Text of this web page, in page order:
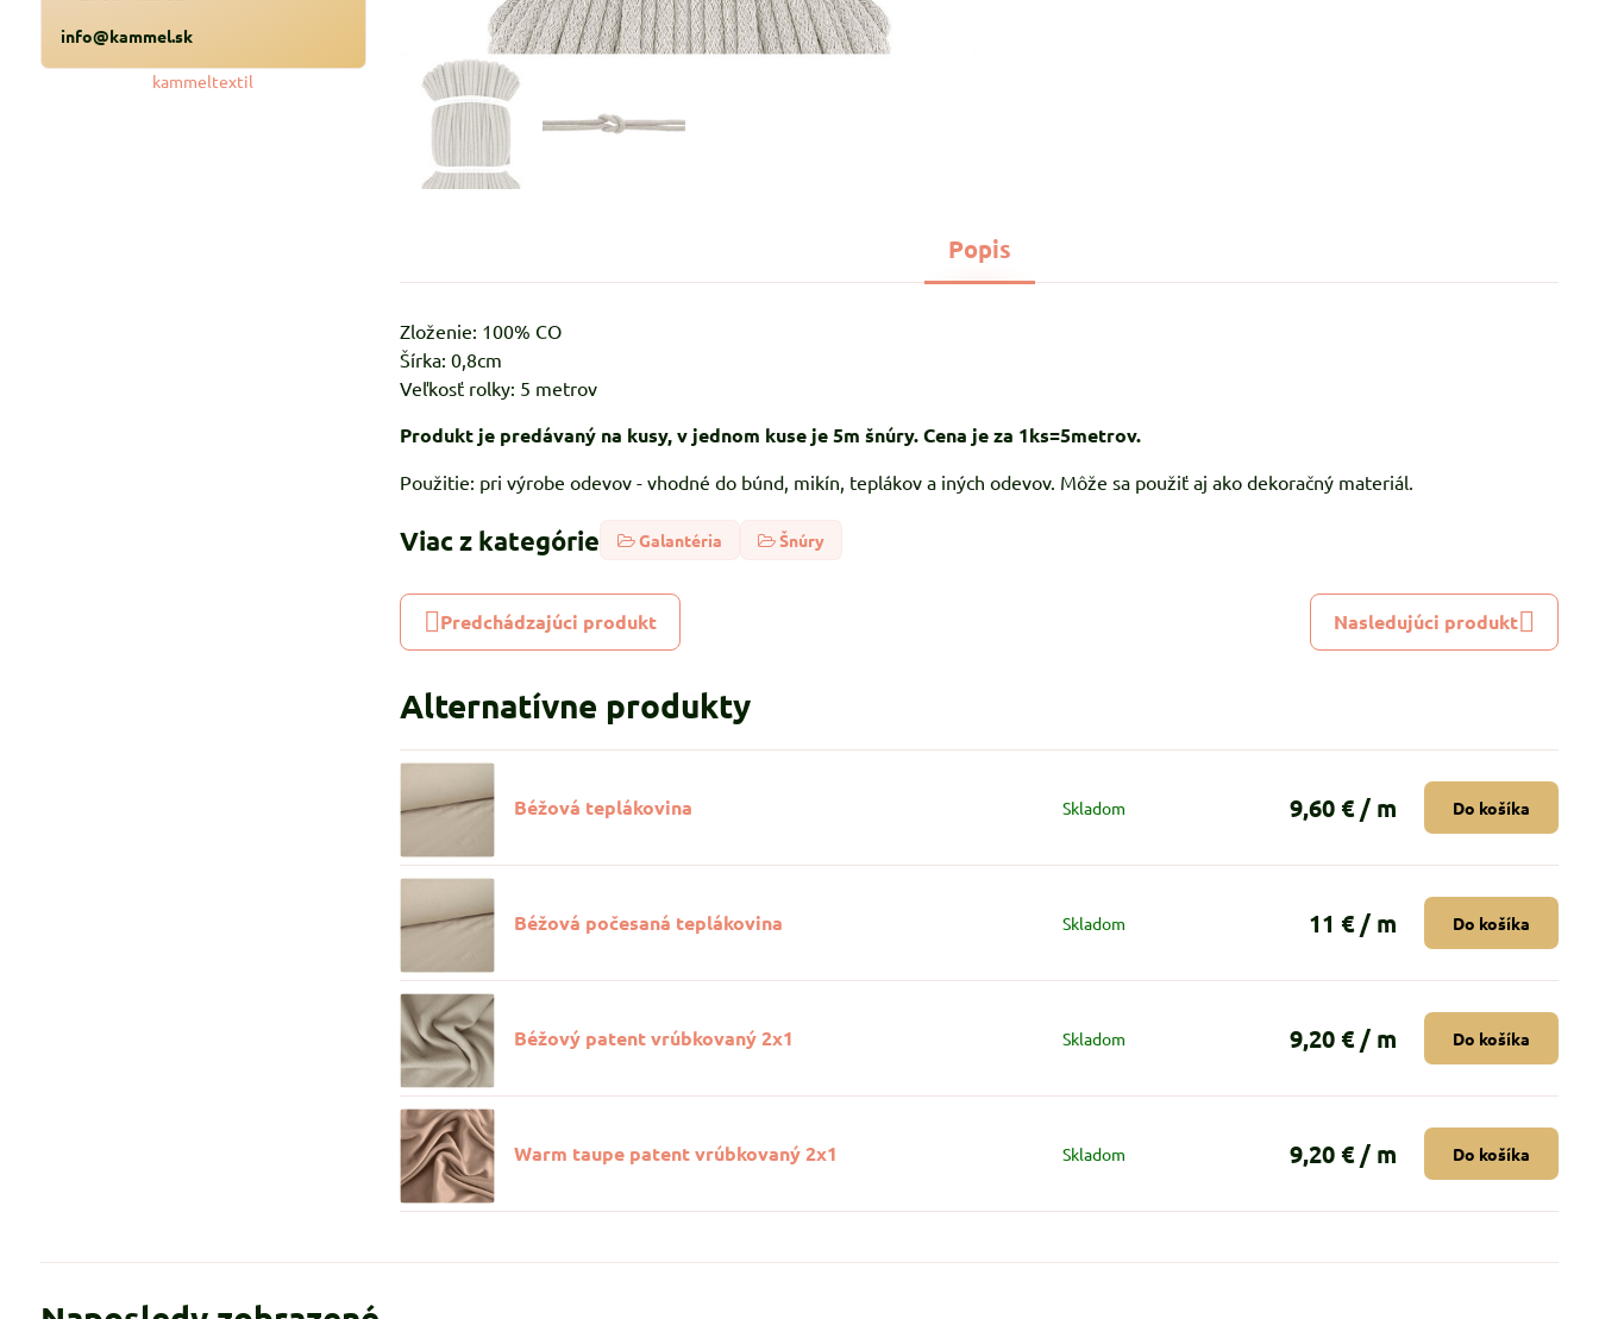
Popis
Zloženie: 100% CO
Šírka: 0,8cm
Veľkosť rolky: 5 metrov
Produkt je predávaný na kusy, v jednom kuse je 5m šnúry. Cena je za 1ks=5metrov.
Použitie: pri výrobe odevov - vhodné do búnd, mikín, teplákov a iných odevov. Môže sa použiť aj ako dekoračný materiál.
Viac z kategórie Galantéria Šnúry
Predchádzajúci produkt Nasledujúci produkt
Alternatívne produkty
Béžová teplákovina Skladom 9,60 €/ m Do košíka
Béžová počesaná teplákovina Skladom 11 €/ m Do košíka
Béžový patent vrúbkovaný 2x1 Skladom 9,20 €/ m Do košíka
Warm taupe patent vrúbkovaný 2x1 Skladom 9,20 €/ m Do košíka
info@kammel.sk
kammeltextil